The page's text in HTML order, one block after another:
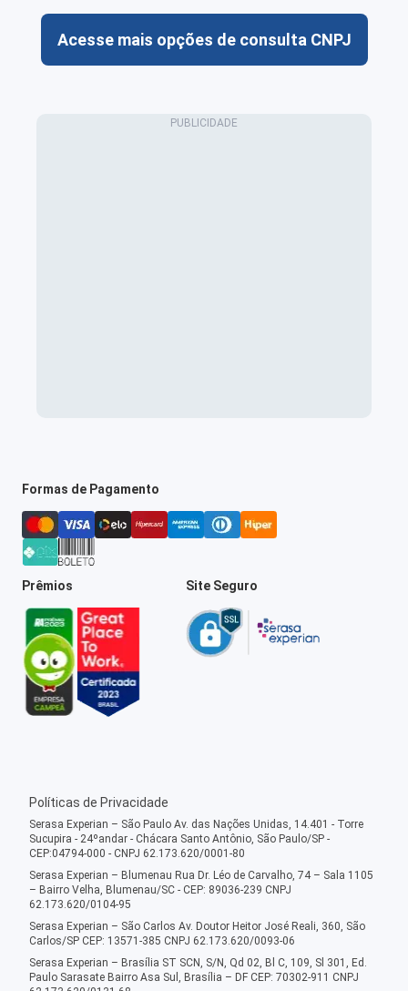
Acesse mais opções de consulta CNPJ
Formas de Pagamento
Prêmios Site Seguro
Políticas de Privacidade
Serasa Experian – São Paulo Av. das Nações Unidas, 14.401 - Torre
Sucupira - 24ºandar - Chácara Santo Antônio, São Paulo/SP -
CEP:04794-000 - CNPJ 62.173.620/0001-80
Serasa Experian – Blumenau Rua Dr. Léo de Carvalho, 74 – Sala 1105
– Bairro Velha, Blumenau/SC - CEP: 89036-239 CNPJ
62.173.620/0104-95
Serasa Experian – São Carlos Av. Doutor Heitor José Reali, 360, São
Carlos/SP CEP: 13571-385 CNPJ 62.173.620/0093-06
Serasa Experian – Brasília ST SCN, S/N, Qd 02, Bl C, 109, Sl 301, Ed.
Paulo Sarasate Bairro Asa Sul, Brasília – DF CEP: 70302-911 CNPJ